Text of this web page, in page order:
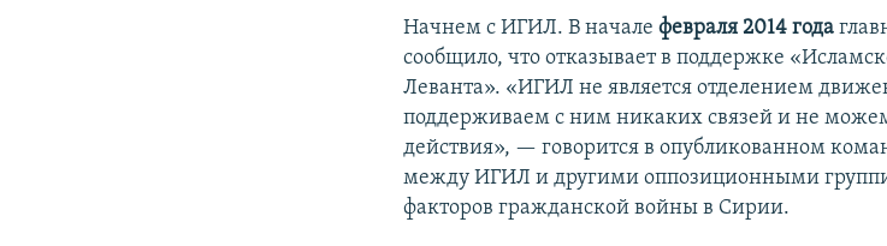
Начнем с ИГИЛ. В началефевраля 2014 года
сообщило, что отказывает в поддержке
Леванта». «ИГИЛ не является отделением
поддерживаем с ним никаких связей и не можем
действия», — говорится в опубликованном
между ИГИЛ и другими оппозиционными
факторов гражданской войны в Сирии.